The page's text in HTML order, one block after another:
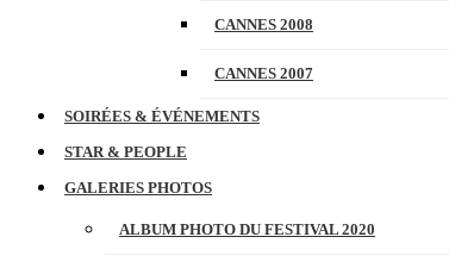
CANNES 2008
CANNES 2007
SOIRÉES & ÉVÉNEMENTS
STAR & PEOPLE
GALERIES PHOTOS
ALBUM PHOTO DU FESTIVAL 2020